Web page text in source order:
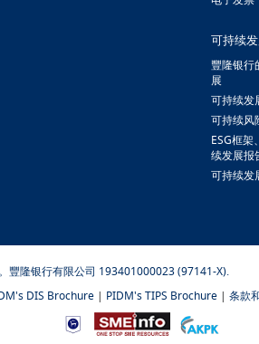
可持续
豐隆银行
展
可持续发
可持续风
ESG框架
续发展报
可持续发
豐隆银行有限公司 193401000023 (97141-X).
DIS Brochure | PIDM's TIPS Brochure | 条款